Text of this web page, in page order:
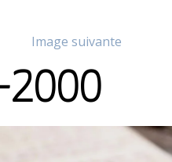
Image suivante
2000